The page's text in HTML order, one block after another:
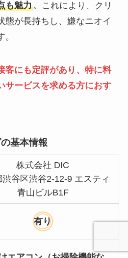
も魅力。これにより、クリ
態が長持ちし、嫌なニオイ
客にも定評があり、特に料
サービスを求める方におす
基本情報
株式会社 DIC
渋谷区渋谷2-12-9 エスティ
青山ビルB1F
有り